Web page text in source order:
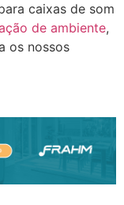
caixas de som
de ambiente,
os nossos